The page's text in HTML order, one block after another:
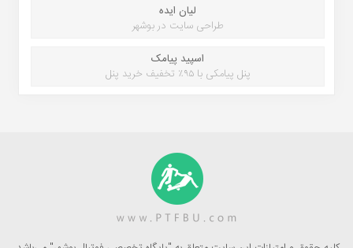
لیان ایده
طراحی سایت در بوشهر
اسپید پیامک
پنل پیامکی با ۹۵٪ تخفیف خرید پنل